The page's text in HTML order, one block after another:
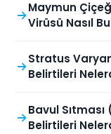
Maymun
Virüsü Nasıl
Stratus
Belirtileri
Bavul
Belirtileri